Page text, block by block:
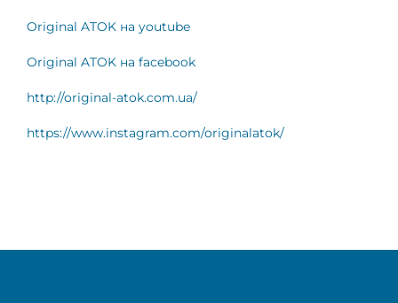
Original ATOK на youtube
Original ATOK на facebook
http://original-atok.com.ua/
https://www.instagram.com/originalatok/